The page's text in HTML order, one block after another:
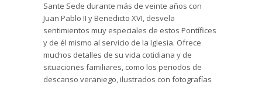
Sante Sede durante más de veinte años con
Juan Pablo II y Benedicto XVI, desvela
sentimientos muy especiales de estos Pontífices
y de él mismo al servicio de la Iglesia. Ofrece
muchos detalles de su vida cotidiana y de
situaciones familiares, como los periodos de
descanso veraniego, ilustrados con fotografías